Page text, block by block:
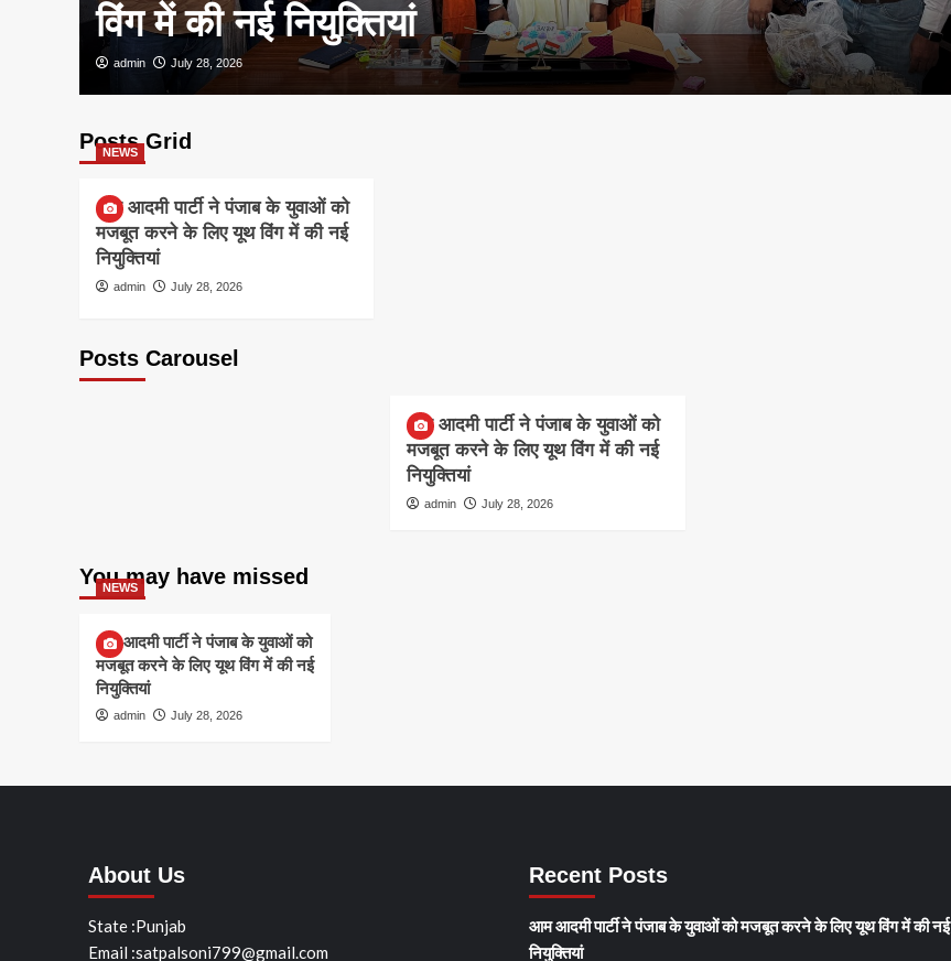
विंग में की नई नियुक्तियां
admin July 28, 2026
Posts Grid
NEWS
आम आदमी पार्टी ने पंजाब के युवाओं को
मजबूत करने के लिए यूथ विंग में की नई
नियुक्तियां
admin July 28, 2026
Posts Carousel
आम आदमी पार्टी ने पंजाब के युवाओं को
मजबूत करने के लिए यूथ विंग में की नई
नियुक्तियां
admin July 28, 2026
You may have missed
NEWS
आम आदमी पार्टी ने पंजाब के युवाओं को
मजबूत करने के लिए यूथ विंग में की नई
नियुक्तियां
admin July 28, 2026
About Us
State :Punjab
Email :satpalsoni799@gmail.com
Recent Posts
आम आदमी पार्टी ने पंजाब के युवाओं को मजबूत करने के लिए यूथ विंग में की नई
नियुक्तियां